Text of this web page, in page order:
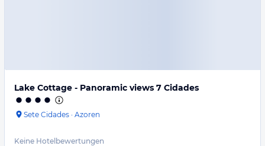
Lake Cottage - Panoramic views 7 Cidades
Sete Cidades · Azoren
Keine Hotelbewertungen